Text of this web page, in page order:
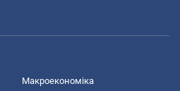
Макроекономіка